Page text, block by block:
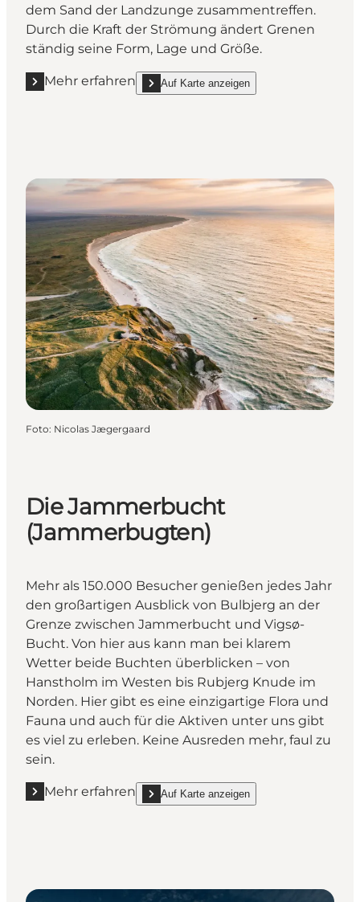
dem Sand der Landzunge zusammentreffen.
Durch die Kraft der Strömung ändert Grenen
ständig seine Form, Lage und Größe.
Mehr erfahren
Mehr erfahren "Grenen"Auf Karte anzeigen
show Grenen on_map
Foto: Nicolas Jægergaard
Die Jammerbucht
(Jammerbugten)
Mehr als 150.000 Besucher genießen jedes Jahr
den großartigen Ausblick von Bulbjerg an der
Grenze zwischen Jammerbucht und Vigsø-
Bucht. Von hier aus kann man bei klarem
Wetter beide Buchten überblicken – von
Hanstholm im Westen bis Rubjerg Knude im
Norden. Hier gibt es eine einzigartige Flora und
Fauna und auch für die Aktiven unter uns gibt
es viel zu erleben. Keine Ausreden mehr, faul zu
sein.
Mehr erfahren
Mehr erfahren "Die Jammerbucht
Auf Karte anzeigen
show Die Jammerbucht (Jammerbugten)